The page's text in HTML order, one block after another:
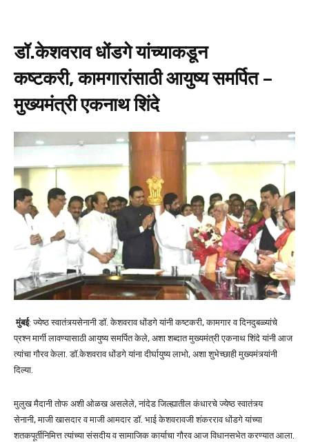
डॉ.केशवराव धोंडगे यांच्याकडून
कष्टकरी, कामगारांसाठी आयुष्य समर्पित –
मुख्यमंत्री एकनाथ शिंदे
मुंबई: ज्येष्ठ स्वातंत्र्यसेनानी डॉ. केशवराव धोंडगे यांनी कष्टकरी, कामगार व दिनदुबळ्यांचे
प्रश्न मार्गी लावण्यासाठी आयुष्य समर्पित केले, अशा शब्दात मुख्यमंत्री एकनाथ शिंदे यांनी आज
त्यांचा गौरव केला. डॉ.केशवराव धोंडगे यांना दीर्घायुष्य लाभो, अशा शुभेच्छाही मुख्यमंत्र्यांनी
दिल्या.
मुलुख मैदानी तोफ अशी ओळख असलेले, नांदेड जिल्ह्यातील कंधारचे ज्येष्ठ स्वातंत्र्य
सेनानी, माजी खासदार व माजी आमदार डॉ. भाई केशवरावजी शंकरराव धोंडगे यांच्या
शतकपूर्तीनिमित्त त्यांच्या संसदीय व सामाजिक कार्याचा गौरव आज विधानसभेत करण्यात आला.